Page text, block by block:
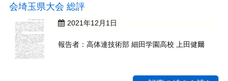
会埼玉県大会 総評
2021年12月1日
報告者：高体連技術部 細田学園高校 上田健爾